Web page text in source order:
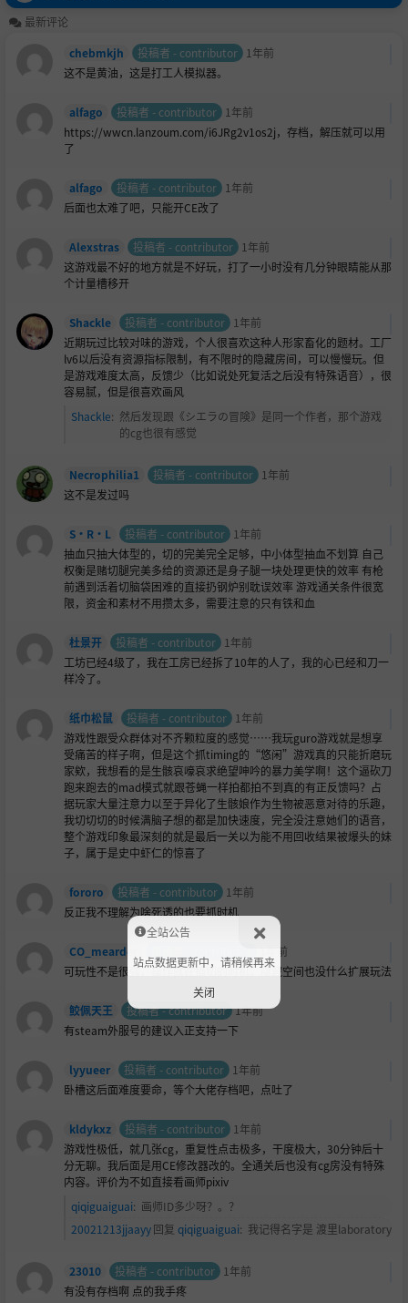
最新评论
chebmkjh
投稿者 - contributor
1年前
这不是黄油，这是打工人模拟器。
alfago 投稿者 - contributor
1年前
https://wwcn.lanzoum.com/i6JRg2v1os2j，存档，解压就可以用
了
alfago 投稿者 - contributor
1年前
后面也太难了吧，只能开CE改了
Alexstras 投稿者 - contributor
1年前
这游戏最不好的地方就是不好玩，打了一小时没有几分钟眼睛能从那
个计量槽移开
Shackle 投稿者 - contributor
1年前
近期玩过比较对味的游戏，个人很喜欢这种人形家畜化的题材。工厂
lv6以后没有资源指标限制，有不限时的隐藏房间，可以慢慢玩。但
是游戏难度太高，反馈少（比如说处死复活之后没有特殊语音），很
容易腻，但是很喜欢画风
Shackle: 然后发现跟《シエラの冒険》是同一个作者，那个游戏
的cg也很有感觉
Necrophilia1 投稿者 - contributor
1年前
这不是发过吗
S·R·L 投稿者 - contributor
1年前
抽血只抽大体型的，切的完美完全足够，中小体型抽血不划算 自己
权衡是赌切腿完美多给的资源还是身子腿一块处理更快的效率 有枪
前遇到活着切脑袋困难的直接扔钢炉别耽误效率 游戏通关条件很宽
限，资金和素材不用攒太多，需要注意的只有铁和血
杜景开 投稿者 - contributor
1年前
工坊已经4级了，我在工房已经拆了10年的人了，我的心已经和刀一
样冷了。
纸巾松鼠 投稿者 - contributor
1年前
游戏性跟受众群体对不齐颗粒度的感觉……我玩guro游戏就是想享
受痛苦的样子啊，但是这个抓timing的“悠闲”游戏真的只能折磨玩
家欸，我想看的是生骸哀嚎哀求绝望呻吟的暴力美学啊！这个逼砍刀
跑来跑去的mad模式就跟苍蝇一样拍都拍不到真的有正反馈吗？占
据玩家大量注意力以至于异化了生骸娘作为生物被恶意对待的乐趣，
我切切切的时候满脑子想的都是加快速度，完全没注意她们的语音，
整个游戏印象最深刻的就是最后一关以为能不用回收结果被爆头的妹
子，属于是史中虾仁的惊喜了
fororo 投稿者 - contributor
1年前
反正我不理解为啥死透的也要抓时机
CO_mearder
1年前
可玩性不是很强，操作就在掐切的时机，隐藏空间也没什么扩展玩法
鲛佩天王 投稿者 - contributor 1年前
有steam外服号的建议入正支持一下
lyyueer 投稿者 - contributor
1年前
卧槽这后面难度要命，等个大佬存档吧，点吐了
kldykxz 投稿者 - contributor
1年前
游戏性极低，就几张cg，重复性点击极多，干度极大，30分钟后十
分无聊。我后面是用CE修改器改的。全通关后也没有cg房没有特殊
内容。评价为不如直接看画师pixiv
qiqiguaiguai: 画师ID多少呀？。？
20021213jjaayy回复 qiqiguaiguai: 我记得名字是 渡里laboratory
23010 投稿者 - contributor
1年前
有没有存档啊 点的我手疼
全站公告
站点数据更新中，请稍候再来
关闭